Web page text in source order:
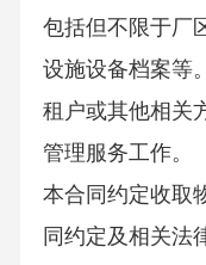
包括但不限于厂
设施设备档案等
租户或其他相关
管理服务工作。
本合同约定收取
同约定及相关法